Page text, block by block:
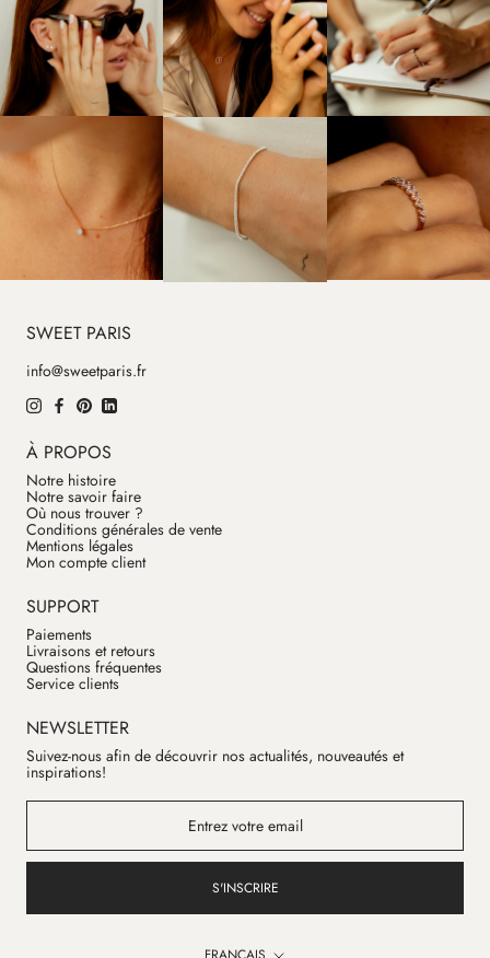
SWEET PARIS
info@sweetparis.fr
À PROPOS
Notre histoire
Notre savoir faire
Où nous trouver ?
Conditions générales de vente
Mentions légales
Mon compte client
SUPPORT
Paiements
Livraisons et retours
Questions fréquentes
Service clients
NEWSLETTER
Suivez-nous afin de découvrir nos actualités, nouveautés et
inspirations!
S'INSCRIRE
Langue